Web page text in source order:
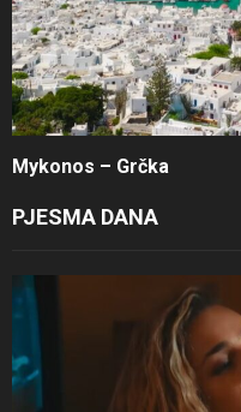
Mykonos – Grčka
PJESMA DANA